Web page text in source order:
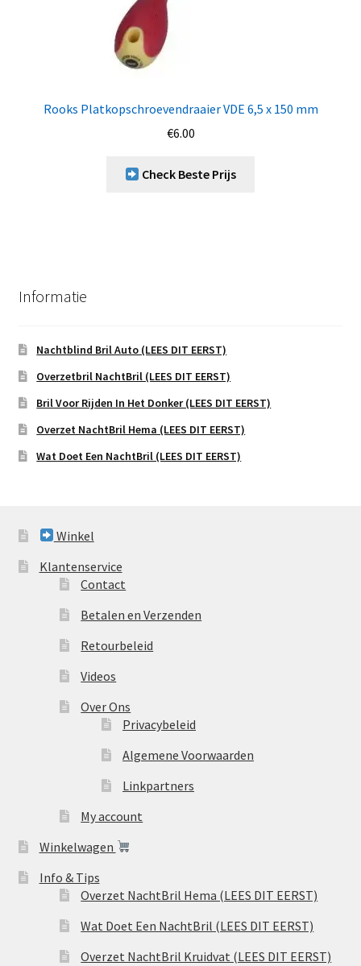
Rooks Platkopschroevendraaier VDE 6,5 x 150 mm
€6.00
Check Beste Prijs
Informatie
Nachtblind Bril Auto (LEES DIT EERST)
Overzetbril NachtBril (LEES DIT EERST)
Bril Voor Rijden In Het Donker (LEES DIT EERST)
Overzet NachtBril Hema (LEES DIT EERST)
Wat Doet Een NachtBril (LEES DIT EERST)
Winkel
Klantenservice
Contact
Betalen en Verzenden
Retourbeleid
Videos
Over Ons
Privacybeleid
Algemene Voorwaarden
Linkpartners
My account
Winkelwagen
Info & Tips
Overzet NachtBril Hema (LEES DIT EERST)
Wat Doet Een NachtBril (LEES DIT EERST)
Overzet NachtBril Kruidvat (LEES DIT EERST)